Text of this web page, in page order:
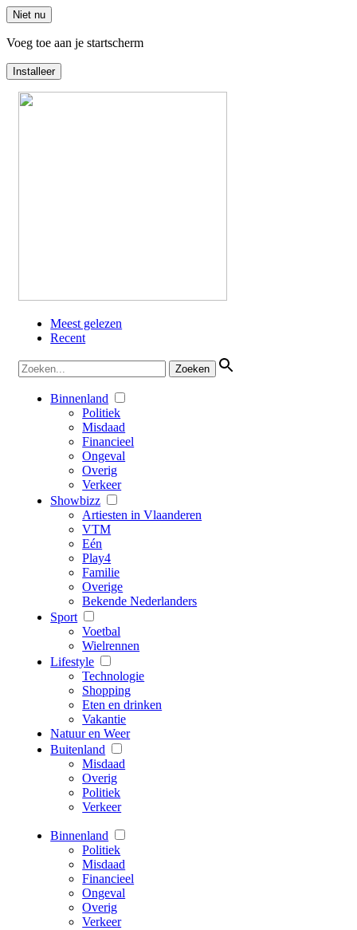
Niet nu
Voeg toe aan je startscherm
Installeer
Meest gelezen
Recent
Binnenland
Politiek
Misdaad
Financieel
Ongeval
Overig
Verkeer
Showbizz
Artiesten in Vlaanderen
VTM
Eén
Play4
Familie
Overige
Bekende Nederlanders
Sport
Voetbal
Wielrennen
Lifestyle
Technologie
Shopping
Eten en drinken
Vakantie
Natuur en Weer
Buitenland
Misdaad
Overig
Politiek
Verkeer
Binnenland
Politiek
Misdaad
Financieel
Ongeval
Overig
Verkeer